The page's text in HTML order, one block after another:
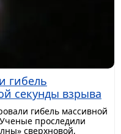
гибель
секунды взрыва
гибель массивной
проследили
сверхновой,